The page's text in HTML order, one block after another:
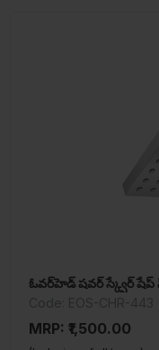
ఓవర్‌హెడ్ షవర్ స్క్వేర్ షేప్
MRP: ₹1,500.00